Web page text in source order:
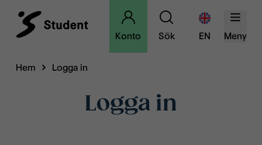
Konto Sök EN Meny
Hem Logga in
Logga in